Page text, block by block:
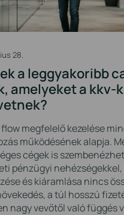
28.
a leggyakoribb
amelyeket a kkv-k
megfelelő kezelése
működésének alapja.
cégek is
pénzügyi nehézségekkel,
és kiáramlása nincs
a túl hosszú
nagy vevőtől való függés